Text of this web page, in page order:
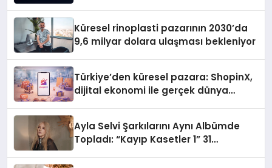
Küresel rinoplasti pazarının 2030’da
9,6 milyar dolara ulaşması bekleniyor
Türkiye’den küresel pazara: ShopinX,
dijital ekonomi ile gerçek dünya
Ayla Selvi Şarkılarını Aynı Albümde
Topladı: “Kayıp Kasetler 1” 31